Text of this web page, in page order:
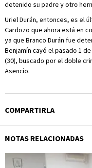
detenido su padre y otro
Uriel Durán, entonces, es el
Cardozo que ahora está en
ya que Branco Durán fue
Benjamín cayó el pasado 1
(30), buscado por el doble
Asencio.
COMPARTIRLA
NOTAS RELACIONADAS